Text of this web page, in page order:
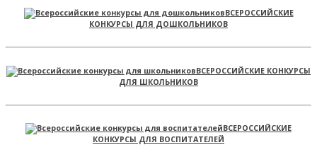
ВСЕРОССИЙСКИЕ
КОНКУРСЫ ДЛЯ ДОШКОЛЬНИКОВ
ВСЕРОССИЙСКИЕ КОНКУРСЫ
ДЛЯ ШКОЛЬНИКОВ
ВСЕРОССИЙСКИЕ
КОНКУРСЫ ДЛЯ ВОСПИТАТЕЛЕЙ